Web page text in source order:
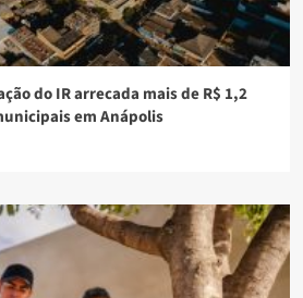
do IR arrecada mais de R$ 1,2
em Anápolis